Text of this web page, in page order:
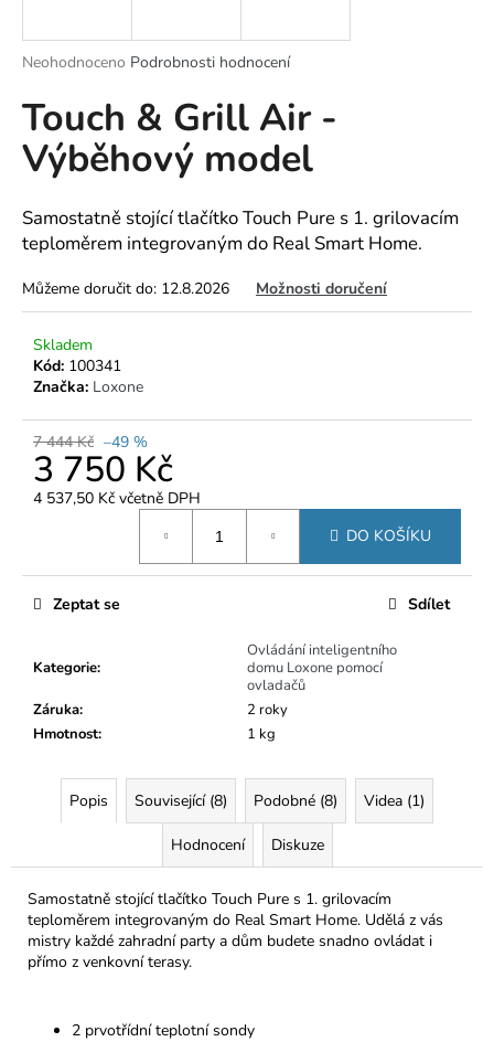
Průměrné
produktu
je
0,0
hvězdiček.
Neohodnoceno Podrobnosti hodnocení
Touch & Grill Air -
Výběhový model
Samostatně stojící tlačítko Touch Pure s 1. grilovacím
teploměrem integrovaným do Real Smart Home.
Můžeme doručit do: 12.8.2026 Možnosti doručení
Skladem
Kód: 100341
Značka: Loxone
7 444 Kč –49 %
3 750 Kč
4 537,50 Kč včetně DPH
DO KOŠÍKU
Kategorie:
Ovládání inteligentního
domu Loxone pomocí
ovladačů
Záruka:
2 roky
Hmotnost: 1 kg
Zeptat se Sdílet
Popis Související (8) Podobné (8) Videa (1)
Hodnocení Diskuze
Samostatně stojící tlačítko Touch Pure s 1. grilovacím
teploměrem integrovaným do Real Smart Home. Udělá z vás
mistry každé zahradní party a dům budete snadno ovládat i
přímo z venkovní terasy.
2 prvotřídní teplotní sondy
j
t
?
HLEDAT
D
o
p
o
u
e
m